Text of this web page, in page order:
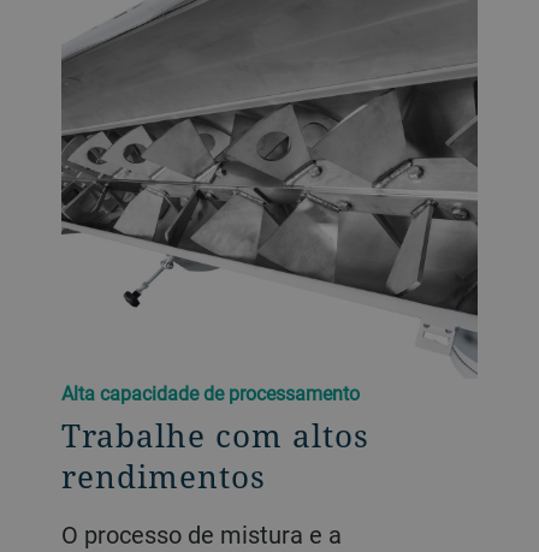
Alta capacidade de processamento
Trabalhe com altos
rendimentos
O processo de mistura e a